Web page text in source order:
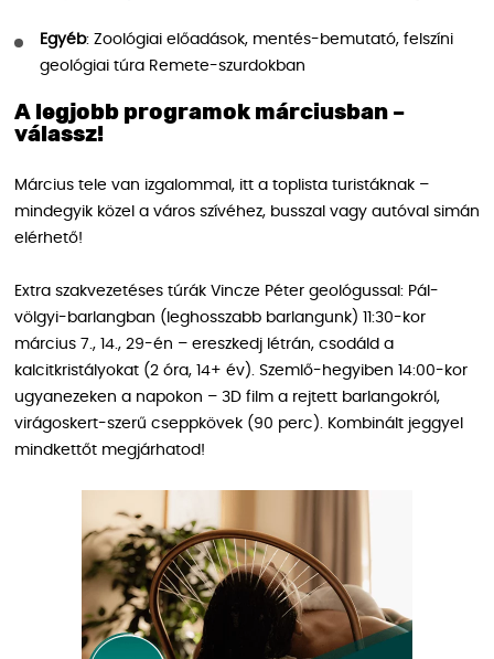
Egyéb: Zoológiai előadások, mentés-bemutató, felszíni
geológiai túra Remete-szurdokban
A legjobb programok márciusban –
válassz!
Március tele van izgalommal, itt a toplista turistáknak –
mindegyik közel a város szívéhez, busszal vagy autóval simán
elérhető!
Extra szakvezetéses túrák Vincze Péter geológussal: Pál-
völgyi-barlangban (leghosszabb barlangunk) 11:30-kor
március 7., 14., 29-én – ereszkedj létrán, csodáld a
kalcitkristályokat (2 óra, 14+ év). Szemlő-hegyiben 14:00-kor
ugyanezeken a napokon – 3D film a rejtett barlangokról,
virágoskert-szerű cseppkövek (90 perc). Kombinált jeggyel
mindkettőt megjárhatod!